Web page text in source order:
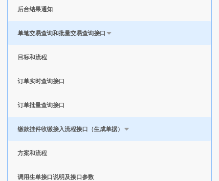
后台结果通知
单笔交易查询和批量交易查询接口
目标和流程
订单实时查询接口
订单批量查询接口
缴款挂件收缴接入流程接口（生成单据）
方案和流程
调用生单接口说明及接口参数